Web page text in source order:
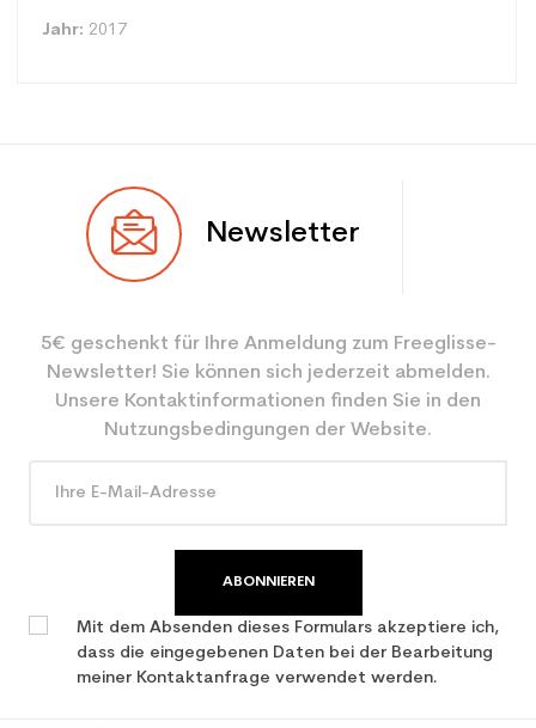
Jahr: 2017
Benutzer Frau
Farbe Blau
Benutzer - Konfigurator eine Frau
CO2-Einsparungen für
3.9
mountain / allround
Newsletter
5€ geschenkt für Ihre Anmeldung zum Freeglisse-
Newsletter! Sie können sich jederzeit abmelden.
Unsere Kontaktinformationen finden Sie in den
Nutzungsbedingungen der Website.
ABONNIEREN
Mit dem Absenden dieses Formulars akzeptiere ich,
dass die eingegebenen Daten bei der Bearbeitung
meiner Kontaktanfrage verwendet werden.